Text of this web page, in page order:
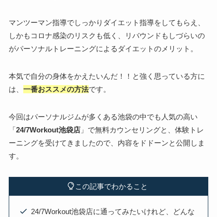
マンツーマン指導でしっかりダイエット指導をしてもらえ、
しかもコロナ感染のリスクも低く、リバウンドもしづらいの
がパーソナルトレーニングによるダイエットのメリット。
本気で自分の身体をかえたいんだ！！と強く思っている方に
は、 一番おススメの方法です。
今回はパーソナルジムが多くある池袋の中でも人気の高い
「24/7Workout池袋店」で無料カウンセリングと、体験トレ
ーニングを受けてきましたので、内容をドドーンと公開しま
す。
この記事でわかること
24/7Workout池袋店に通ってみたいけれど、どんな